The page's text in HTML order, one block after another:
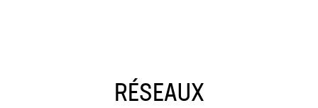
RÉSEAUX